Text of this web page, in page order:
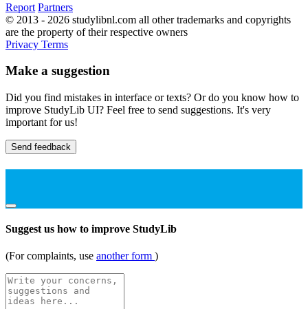
Report Partners
© 2013 - 2026 studylibnl.com all other trademarks and copyrights
are the property of their respective owners
Privacy Terms
Make a suggestion
Did you find mistakes in interface or texts? Or do you know how to
improve StudyLib UI? Feel free to send suggestions. It's very
important for us!
Send feedback
Suggest us how to improve StudyLib
(For complaints, use another form )